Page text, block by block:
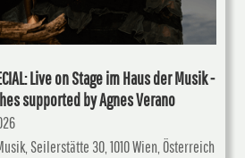
Live on Stage im Haus der Musik -
supported by Agnes Verano
Seilerstätte 30, 1010 Wien, Österreich